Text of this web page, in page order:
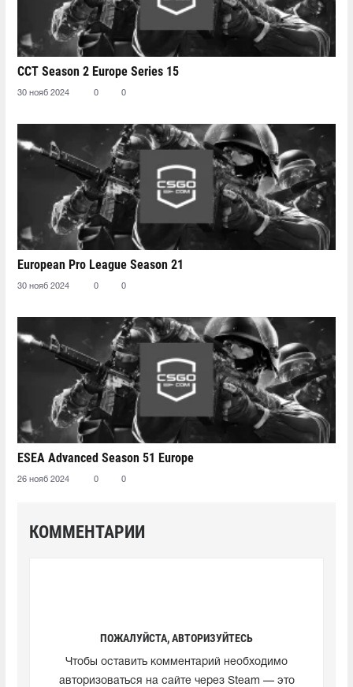
CCT Season 2 Europe Series 15
30 нояб 2024 0 0
European Pro League Season 21
30 нояб 2024 0 0
ESEA Advanced Season 51 Europe
26 нояб 2024 0 0
КОММЕНТАРИИ
ПОЖАЛУЙСТА, АВТОРИЗУЙТЕСЬ
Чтобы оставить комментарий необходимо
авторизоваться на сайте через Steam — это